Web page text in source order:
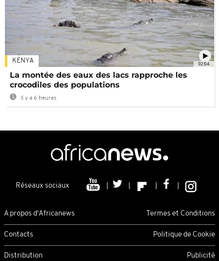
02:04
KENYA
La montée des eaux des lacs rapproche les
crocodiles des populations
Il y a 6 heures
Réseaux sociaux
A propos d'Africanews Termes et Conditions
Contacts Politique de Cookie
Distribution Publicité